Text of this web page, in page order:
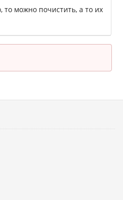
то можно почистить, а то их